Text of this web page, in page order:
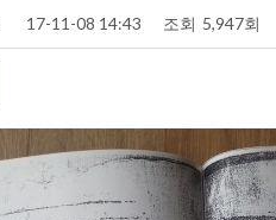
17-11-08 14:43 조회 5,947회